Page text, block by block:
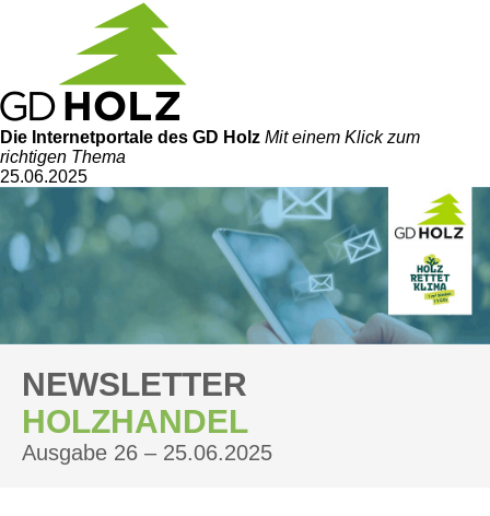
Die Internetportale des GD Holz Mit einem Klick zum
richtigen Thema
25.06.2025
NEWSLETTER
HOLZHANDEL
Ausgabe 26 – 25.06.2025